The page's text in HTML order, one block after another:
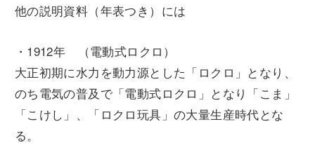
他の説明資料（年表つき）には
・1912年 （電動式ロクロ）
大正初期に水力を動力源とした「ロクロ」となり、
のち電気の普及で「電動式ロクロ」となり「こま」
「こけし」、「ロクロ玩具」の大量生産時代とな
る。